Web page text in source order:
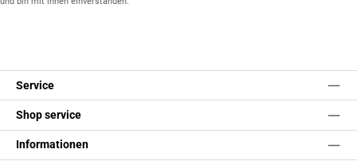
Service
Shop service
Informationen